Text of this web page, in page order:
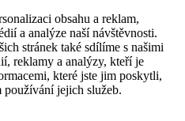
obsahu a reklam,
a analýze naší návštěvnosti.
stránek také sdílíme s našimi
reklamy a analýzy, kteří je
které jste jim poskytli,
používání jejich služeb.